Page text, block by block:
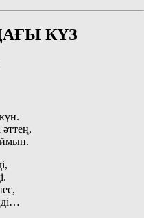
КҮЗ